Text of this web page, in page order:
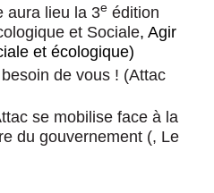
aura lieu la 3e édition
et Sociale, Agir
et écologique)
de vous ! (Attac
se mobilise face à la
du gouvernement (, Le